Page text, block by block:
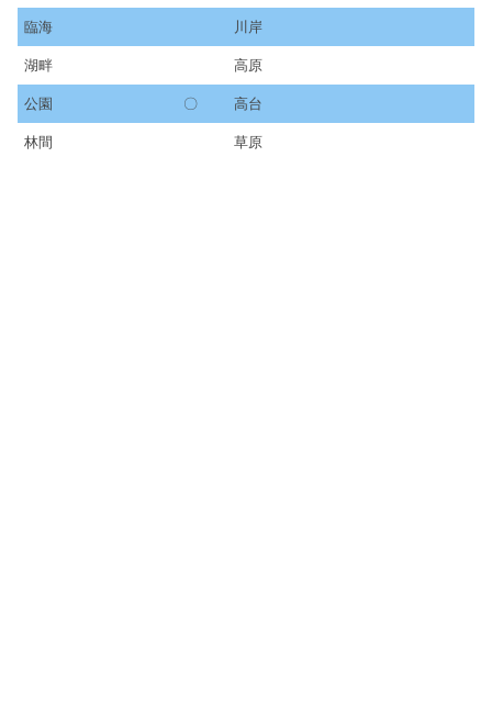
臨海 川岸
湖畔 高原
公園 〇 高台
林間 草原